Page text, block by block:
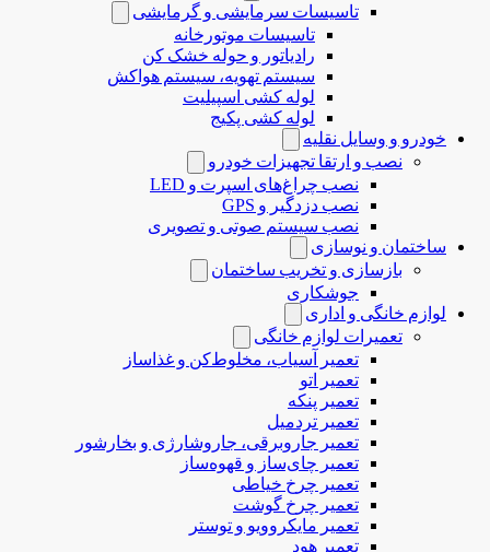
تاسیسات سرمایشی و گرمایشی
تاسیسات موتورخانه
رادیاتور و حوله خشک کن
سیستم تهویه، سیستم هواکش
لوله کشی اسپیلیت
لوله کشی پکیج
خودرو و وسایل نقلیه
نصب و ارتقا تجهیزات خودرو
نصب چراغ‌های اسپرت و LED
نصب دزدگیر و GPS
نصب سیستم صوتی و تصویری
ساختمان و نوسازی
بازسازی و تخریب ساختمان
جوشکاری
لوازم خانگی و اداری
تعمیرات لوازم خانگی
تعمیر آسیاب، مخلوط‌کن و غذاساز
تعمیر اتو
تعمیر پنکه
تعمیر تردمیل
تعمیر جاروبرقی، جاروشارژی و بخارشور
تعمیر چای‌ساز و قهوه‌ساز
تعمیر چرخ خیاطی
تعمیر چرخ گوشت
تعمیر مایکروویو و توستر
تعمیر هود